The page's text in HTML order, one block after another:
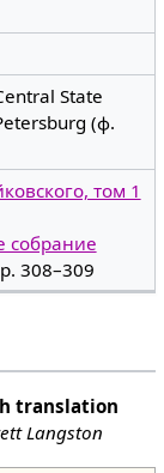
State
(ф.
том 1
собрание
308–309
translation
Langston